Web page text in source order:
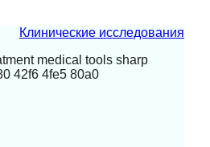
Клинические исследования